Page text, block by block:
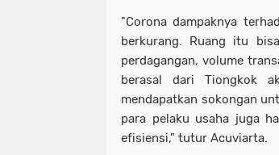
"Corona dampaknya
berkurang. Ruang itu
perdagangan, volume
berasal dari Tiongkok
mendapatkan sokongan
para pelaku usaha juga
efisiensi," tutur Acuviarta.